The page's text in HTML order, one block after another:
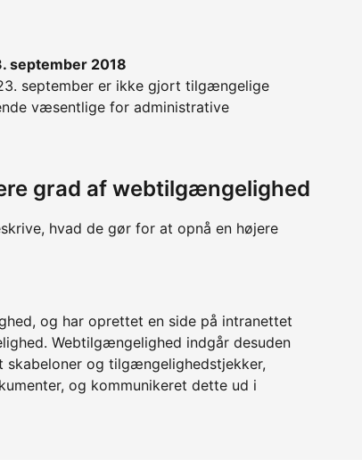
september 2018
september er ikke gjort tilgængelige
væsentlige for administrative
grad af webtilgængelighed
hvad de gør for at opnå en højere
og har oprettet en side på intranettet
Webtilgængelighed indgår desuden
skabeloner og tilgængelighedstjekker,
og kommunikeret dette ud i